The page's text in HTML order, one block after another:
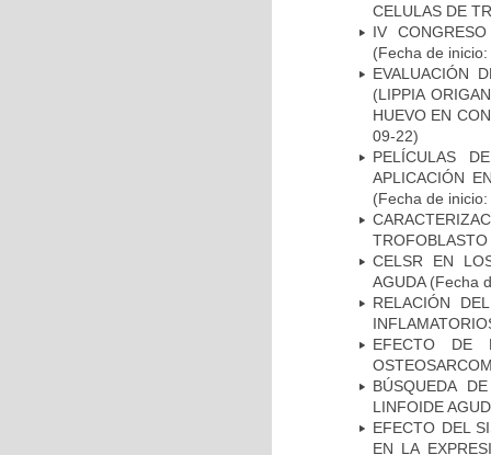
CELULAS DE
IV
(Fecha de
EVALUACIÓN
(LIPPIA
HUEVO EN
09-22)
PELÍCULAS
APLICACIÓN
(Fecha de
CELSR EN
AGUDA(Fecha
RELACIÓN
EFECTO DE
BÚSQUEDA
LINFOIDE
EFECTO DEL
EN LA